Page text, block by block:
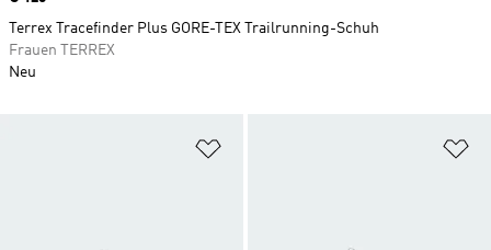
Terrex Tracefinder Plus GORE-TEX Trailrunning-Schuh
Frauen TERREX
Neu